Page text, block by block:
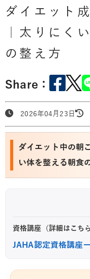
ダイエット
｜太りにく
の整え方
Share：
2026年04月23日
ダイエット中の朝
い体を整える朝食
資格講座（詳細はこちら
JAHA認定資格講座